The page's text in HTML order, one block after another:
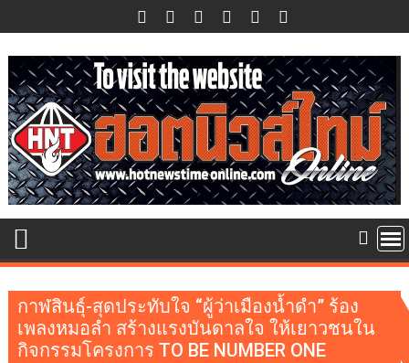
to
content
กาฬสินธุ์-สุดประทับใจ “ผู้ว่าเมืองน้ำดำ” ร้อง
เพลงหมอลำ สร้างแรงบันดาลใจ ให้เยาวชนใน
กิจกรรมโครงการ TO BE NUMBER ONE